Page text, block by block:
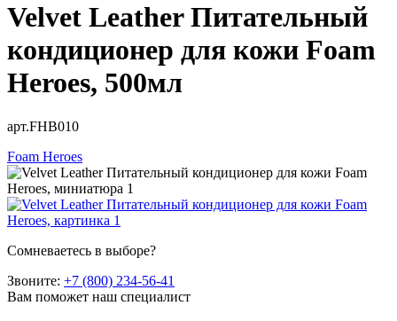
Velvet Leather Питательный
кондиционер для кожи Foam
Heroes, 500мл
арт.FHB010
Foam Heroes
Сомневаетесь в выборе?
Звоните: +7 (800) 234-56-41
Вам поможет наш специалист